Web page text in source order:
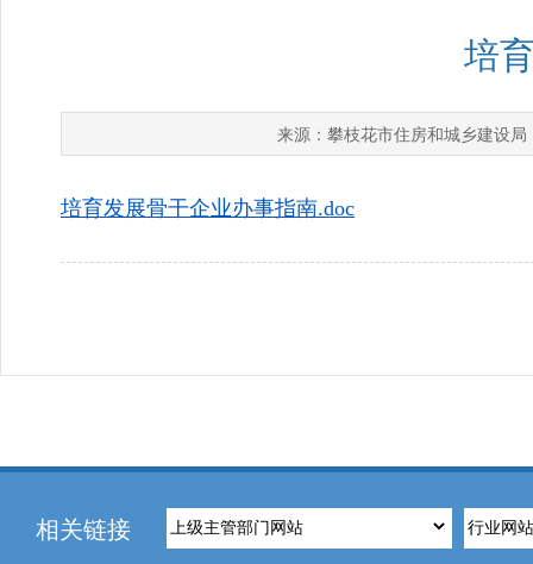
培
来源： 攀枝花市住房和城乡建设局
培育发展骨干企业办事指南.doc
相关链接